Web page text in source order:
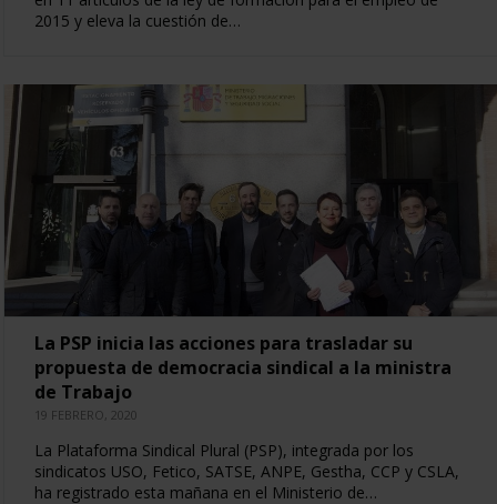
2015 y eleva la cuestión de…
La PSP inicia las acciones para trasladar su
propuesta de democracia sindical a la ministra
de Trabajo
19 FEBRERO, 2020
La Plataforma Sindical Plural (PSP), integrada por los
sindicatos USO, Fetico, SATSE, ANPE, Gestha, CCP y CSLA,
ha registrado esta mañana en el Ministerio de…